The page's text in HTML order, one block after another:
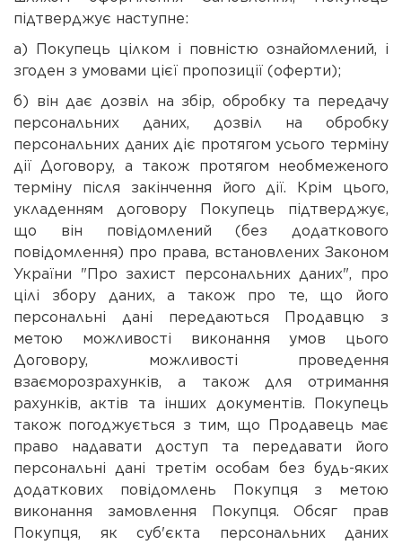
підтверджує наступне:
а) Покупець цілком і повністю ознайомлений, і
згоден з умовами цієї пропозиції (оферти);
б) він дає дозвіл на збір, обробку та передачу
персональних даних, дозвіл на обробку
персональних даних діє протягом усього терміну
дії Договору, а також протягом необмеженого
терміну після закінчення його дії. Крім цього,
укладенням договору Покупець підтверджує,
що він повідомлений (без додаткового
повідомлення) про права, встановлених Законом
України "Про захист персональних даних", про
цілі збору даних, а також про те, що його
персональні дані передаються Продавцю з
метою можливості виконання умов цього
Договору, можливості проведення
взаєморозрахунків, а також для отримання
рахунків, актів та інших документів. Покупець
також погоджується з тим, що Продавець має
право надавати доступ та передавати його
персональні дані третім особам без будь-яких
додаткових повідомлень Покупця з метою
виконання замовлення Покупця. Обсяг прав
Покупця, як суб'єкта персональних даних